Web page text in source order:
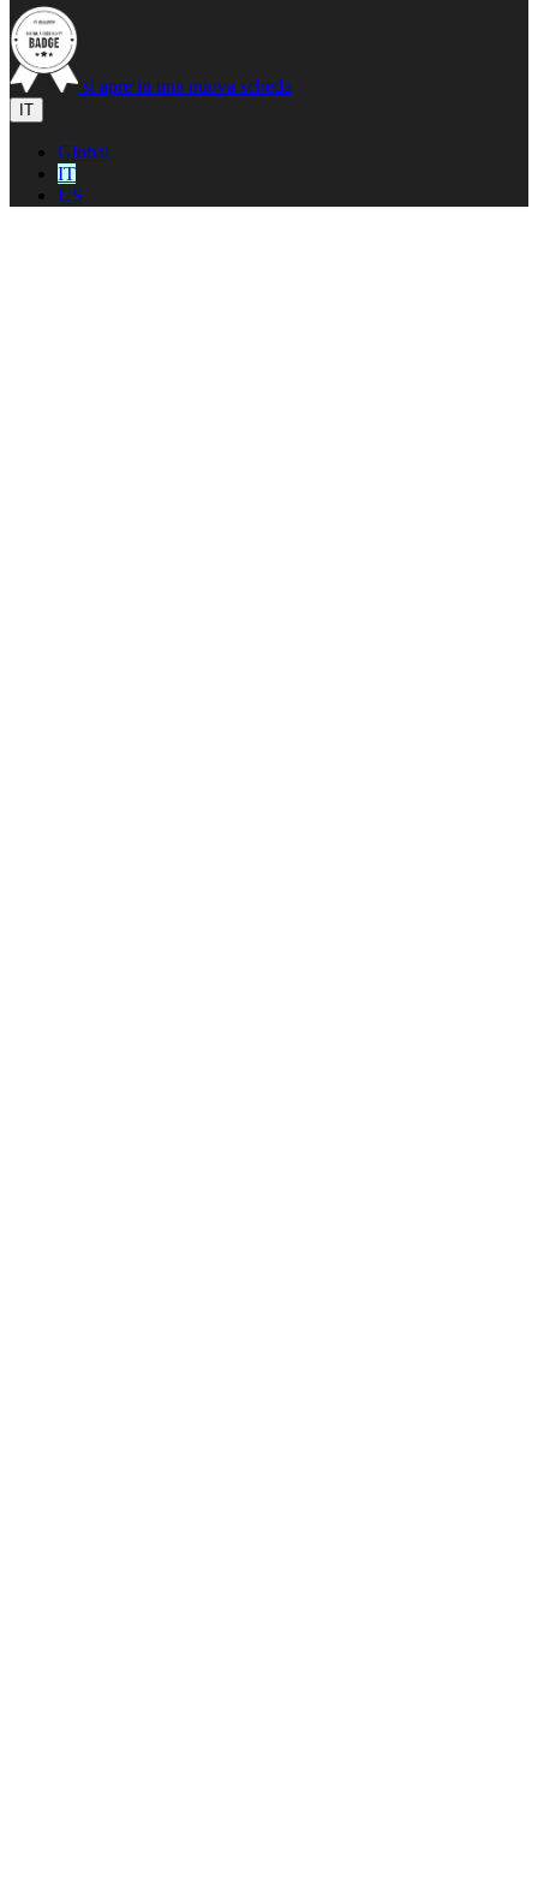
si apre in una nuova scheda
IT
Global
IT
US